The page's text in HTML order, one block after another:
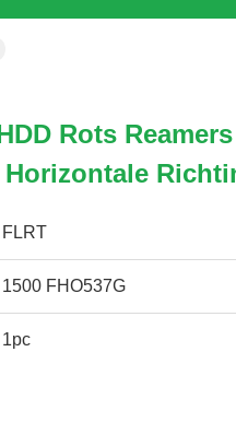
Rots
Horizontale
FLRT
1500 FHO537G
1pc